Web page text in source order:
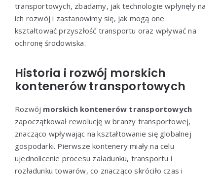
transportowych, zbadamy, jak technologie wpłynęły na
ich rozwój i zastanowimy się, jak mogą one
kształtować przyszłość transportu oraz wpływać na
ochronę środowiska.
Historia i rozwój morskich
kontenerów transportowych
Rozwój morskich kontenerów transportowych
zapoczątkował rewolucję w branży transportowej,
znacząco wpływając na kształtowanie się globalnej
gospodarki. Pierwsze kontenery miały na celu
ujednolicenie procesu załadunku, transportu i
rozładunku towarów, co znacząco skróciło czas i